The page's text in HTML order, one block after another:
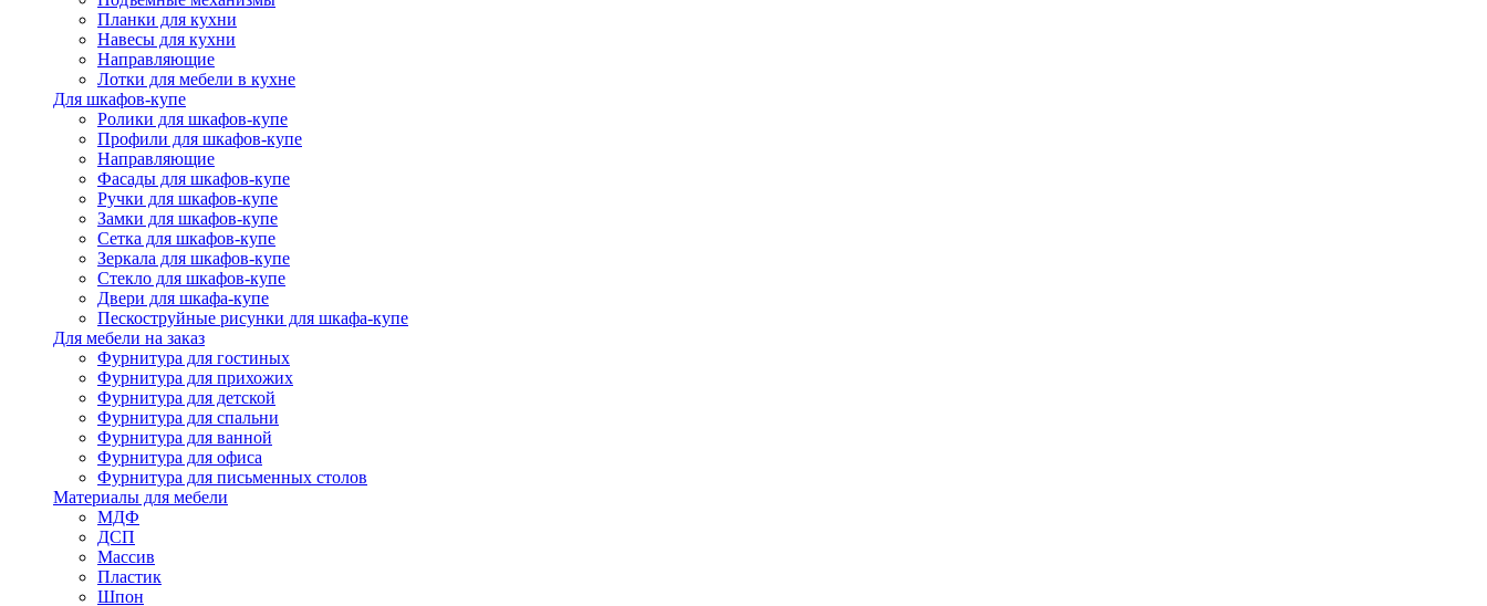
Планки для кухни
Навесы для кухни
Направляющие
Лотки для мебели в кухне
Для шкафов-купе
Ролики для шкафов-купе
Профили для шкафов-купе
Направляющие
Фасады для шкафов-купе
Ручки для шкафов-купе
Замки для шкафов-купе
Сетка для шкафов-купе
Зеркала для шкафов-купе
Стекло для шкафов-купе
Двери для шкафа-купе
Пескоструйные рисунки для шкафа-купе
Для мебели на заказ
Фурнитура для гостиных
Фурнитура для прихожих
Фурнитура для детской
Фурнитура для спальни
Фурнитура для ванной
Фурнитура для офиса
Фурнитура для письменных столов
Материалы для мебели
МДФ
ДСП
Массив
Пластик
Шпон